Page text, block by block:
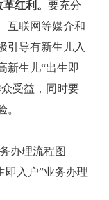
红利。 要充分
互联网等媒介和
引导有新生儿入
新生儿“出生即
受益，同时要
。
办理流程图
即入户”业务办理